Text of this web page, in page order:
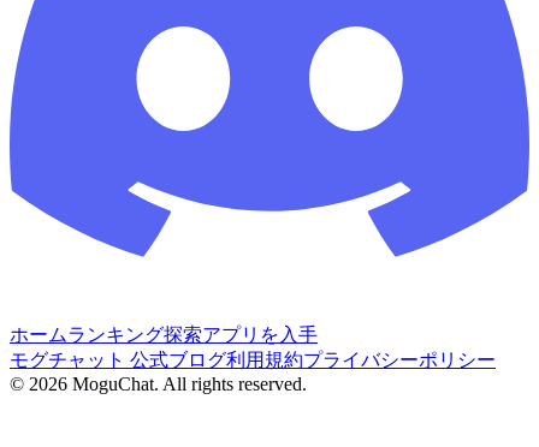
ホームランキング探索アプリを入手
モグチャット 公式ブログ利用規約プライバシーポリシー
© 2026 MoguChat. All rights reserved.